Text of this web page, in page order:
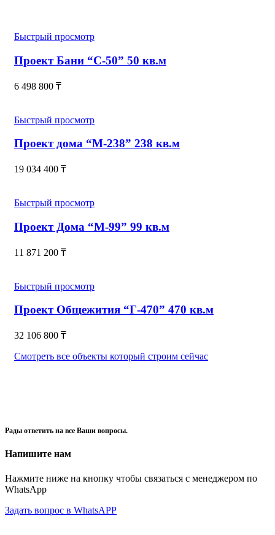
Быстрый просмотр
Проект Бани “С-50” 50 кв.м
6 498 800 ₸
Быстрый просмотр
Проект дома “М-238” 238 кв.м
19 034 400 ₸
Быстрый просмотр
Проект Дома “М-99” 99 кв.м
11 871 200 ₸
Быстрый просмотр
Проект Общежития “Г-470” 470 кв.м
32 106 800 ₸
Смотреть все объекты который строим сейчас
Рады ответить на все Ваши вопросы.
Напишите нам
Нажмите ниже на кнопку чтобы связаться с менеджером по
WhatsApp
Задать вопрос в WhatsAPP